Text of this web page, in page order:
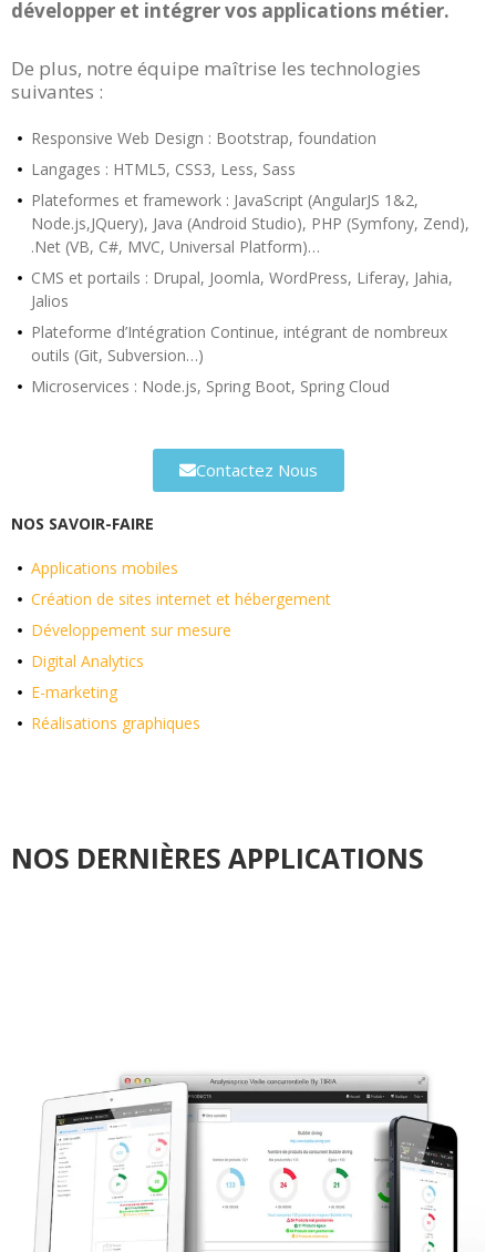
développer et intégrer vos applications métier.
De plus, notre équipe maîtrise les technologies
suivantes :
Responsive Web Design : Bootstrap, foundation
Langages : HTML5, CSS3, Less, Sass
Plateformes et framework : JavaScript (AngularJS 1&2,
Node.js,JQuery), Java (Android Studio), PHP (Symfony, Zend),
.Net (VB, C#, MVC, Universal Platform)…
CMS et portails : Drupal, Joomla, WordPress, Liferay, Jahia,
Jalios
Plateforme d’Intégration Continue, intégrant de nombreux
outils (Git, Subversion…)
Microservices : Node.js, Spring Boot, Spring Cloud
Contactez Nous
NOS SAVOIR-FAIRE
Applications mobiles
Création de sites internet et hébergement
Développement sur mesure
Digital Analytics
E-marketing
Réalisations graphiques
NOS DERNIÈRES APPLICATIONS